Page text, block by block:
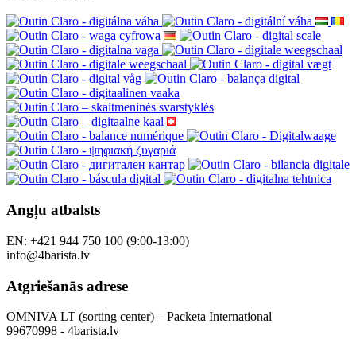
Angļu atbalsts
EN: +421 944 750 100 (9:00-13:00)
info@4barista.lv
Atgriešanās adrese
OMNIVA LT (sorting center) – Packeta International
99670998 - 4barista.lv